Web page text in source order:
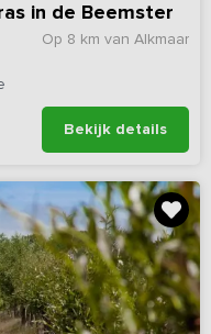
in de Beemster
Op 8 km van Alkmaar
Bekijk details